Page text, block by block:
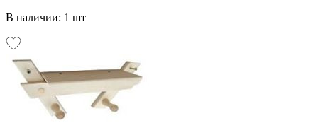
В наличии: 1 шт